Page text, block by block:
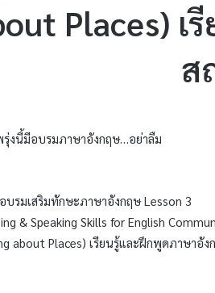
Places)
ส
งนี้มีอบรมภาษาอังกฤษ…อย่าลืม
บรมเสริมทักษะภาษาอังกฤษ Lesson 3
& Speaking Skills for English
about Places) เรียนรู้และฝึกพูดภาษาอัง